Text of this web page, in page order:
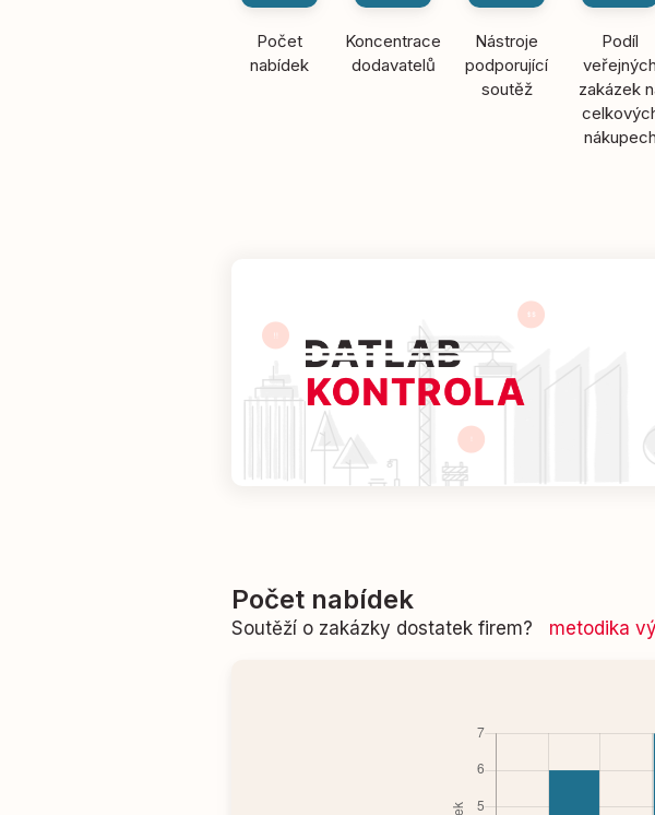
Počet
nabídek
Koncentrace
dodavatelů
Nástroje
podporující
soutěž
Podíl
veřejných
zakázek
nákupech
Počet nabídek
Soutěží o zakázky dostatek firem? metodika